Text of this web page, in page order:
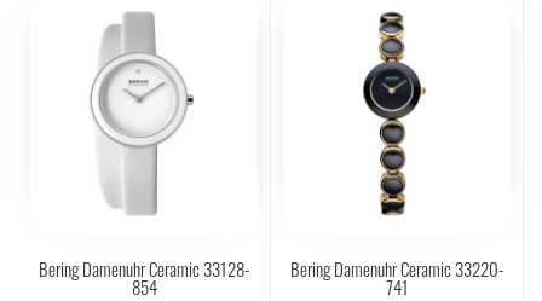
Bering Damenuhr Ceramic 33128-
854
Bering Damenuhr Ceramic 33220-
741